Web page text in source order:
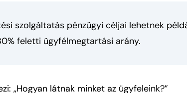
szolgáltatás pénzügyi céljai lehetnek
feletti ügyfélmegtartási arány.
„Hogyan látnak minket az ügyfeleink?”